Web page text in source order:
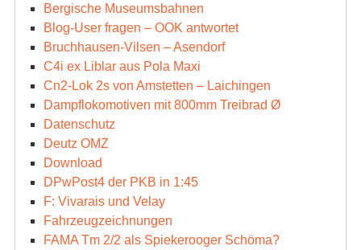
Bergische Museumsbahnen
Blog-User fragen – OOK antwortet
Bruchhausen-Vilsen – Asendorf
C4i ex Liblar aus Pola Maxi
Cn2-Lok 2s von Amstetten – Laichingen
Dampflokomotiven mit 800mm Treibrad Ø
Datenschutz
Deutz OMZ
Download
DPwPost4 der PKB in 1:45
F: Vivarais und Velay
Fahrzeugzeichnungen
FAMA Tm 2/2 als Spiekerooger Schöma?